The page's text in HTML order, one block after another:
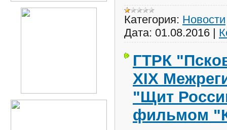
Категория: Новости
Дата: 01.08.2016 |
ГТРК
XIX
"Щит
фильмом